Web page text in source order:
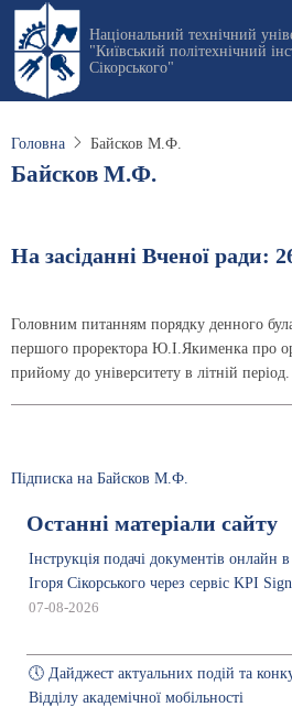
Перейти
основного
вмісту
Національний технічний
"Київський політехнічний
Сікорського"
Головна Байсков М.Ф.
Байсков М.Ф.
На засіданні Вченої ради:
Головним питанням порядку денного
першого проректора Ю.І.Якименка про
прийому до університету в літній період.
Підписка на Байсков М.Ф.
Останні матеріали сайту
Інструкція подачі документів онлайн
Ігоря Сікорського через сервіс KPI Sign
07-08-2026
🕔 Дайджест актуальних подій та
Відділу академічної мобільності